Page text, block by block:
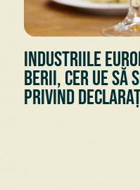
Industriile
berii, cer UE să
privind